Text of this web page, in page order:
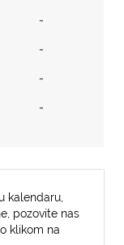
-
-
-
-
kalendaru,
pozovite nas
klikom na